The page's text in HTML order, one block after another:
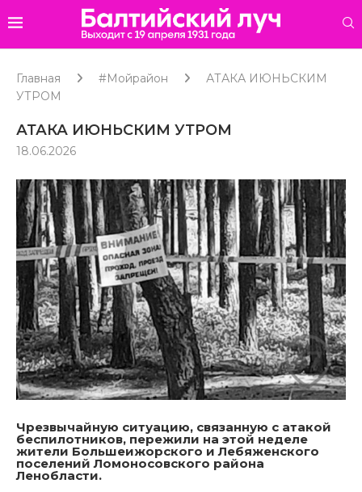
Главная #Мойрайон
АТАКА ИЮНЬСКИМ
УТРОМ
АТАКА ИЮНЬСКИМ УТРОМ
18.06.2026
Чрезвычайную ситуацию, связанную с атакой
беспилотников, пережили на этой неделе
жители Большеижорского и Лебяженского
поселений Ломоносовского района
Ленобласти.